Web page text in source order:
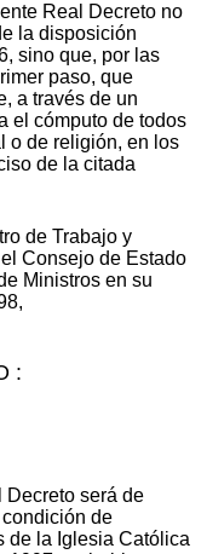
Real Decreto no
la disposición
sino que, por las
paso, que
a través de un
el cómputo de todos
o de religión, en los
de la citada
de Trabajo y
Consejo de Estado
Ministros en su
:
Decreto será de
de
de la Iglesia Católica